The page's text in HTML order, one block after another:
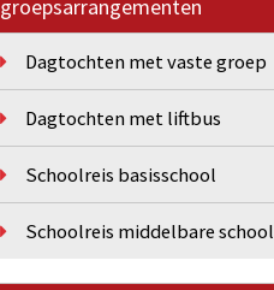
groepsarrangementen
Dagtochten met vaste groep
Dagtochten met liftbus
Schoolreis basisschool
Schoolreis middelbare school